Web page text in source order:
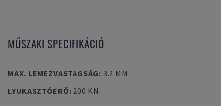
MŰSZAKI SPECIFIKÁCIÓ
MAX. LEMEZVASTAGSÁG: 3.2 MM
LYUKASZTÓERŐ: 200 KN